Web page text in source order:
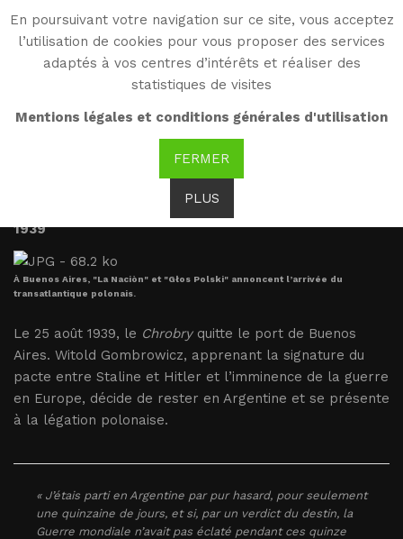
En poursuivant votre navigation sur ce site, vous acceptez
l’utilisation de cookies pour vous proposer des services
adaptés à vos centres d’intérêts et réaliser des
statistiques de visites
Mentions légales et conditions générales d'utilisation
FERMER
PLUS
WG
Witold Gombrowicz
Exaltation et misère de
l’exil (1939-1946)
1939
À Buenos Aires, "La Naciòn" et "Głos Polski" annoncent l’arrivée du
transatlantique polonais.
Le 25 août 1939, le Chrobryquitte le port de Buenos
Aires. Witold Gombrowicz, apprenant la signature du
pacte entre Staline et Hitler et l’imminence de la guerre
en Europe, décide de rester en Argentine et se présente
à la légation polonaise.
« J’étais parti en Argentine par pur hasard, pour seulement
une quinzaine de jours, et si, par un verdict du destin, la
Guerre mondiale n’avait pas éclaté pendant ces quinze